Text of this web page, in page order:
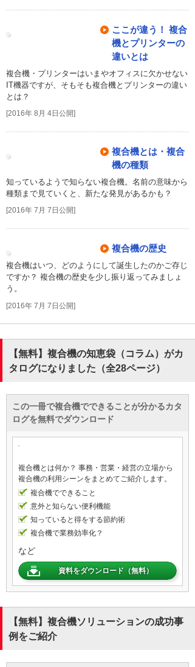
ここが違う！ 複合
機とプリンターの
違いとは
複合機・プリンターはいまやオフィスに欠かせない
IT機器ですが、そもそも複合機とプリンターの違い
とは？
[2016年 8月 4日公開]
複合機とは・複合
機の種類
知っているようで知らない複合機。名前の意味から
種類まで見ていくと、新たな発見があるかも？
[2016年 7月 7日公開]
複合機の歴史
複合機はいつ、どのようにして誕生したのかご存じ
ですか？ 複合機の歴史を少し振り返ってみましょ
う。
[2016年 7月 7日公開]
【無料】複合機の知恵袋（コラム）がカ
タログになりました（全28ページ）
この一冊で複合機でできることが分かるカタ
ログを無料でダウンロード
複合機とは何か？ 事務・営業・経営の立場から
複合機の利用シーンをまとめてご紹介します。
複合機でできること
意外と知らない便利機能
知っていると得をする節約術
複合機で業務効率化？
など
資料をダウンロード（無料）
【無料】複合機ソリューションの成功事
例をご紹介